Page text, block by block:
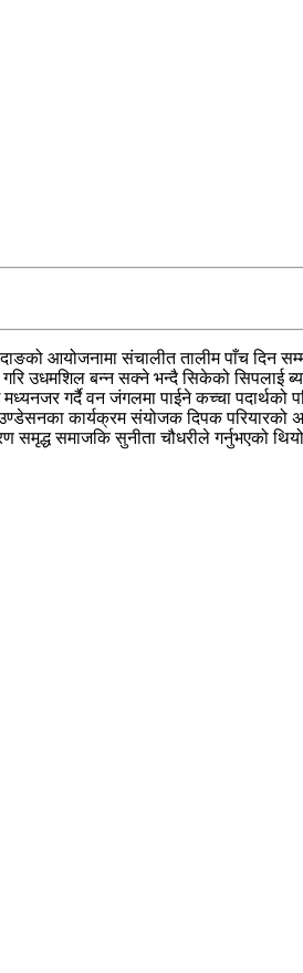
आयोजनामा संचालीत तालीम पाँच दिन
उधमशिल बन्न सक्ने भन्दै सिकेको सिपलाई
गर्दै वन जंगलमा पाईने कच्चा पदार्थको
कार्यक्रम संयोजक दिपक परियारको
समृद्ध समाजकि सुनीता चौधरीले गर्नुभएको